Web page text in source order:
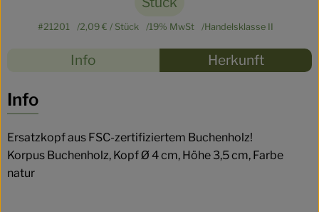
Blog#21201 2,09 €/ Stück 19% MwSt Handelsklasse II
Rezepte
Info Herkunft
Info
Ersatzkopf aus FSC-zertifiziertem Buchenholz!
Korpus Buchenholz, Kopf Ø 4 cm, Höhe 3,5 cm, Farbe
natur